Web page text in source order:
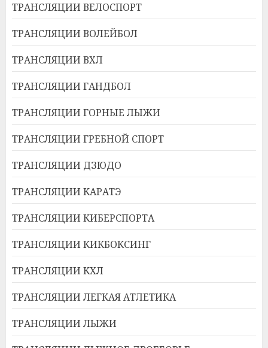
ТРАНСЛЯЦИИ ВЕЛОСПОРТ
ТРАНСЛЯЦИИ ВОЛЕЙБОЛ
ТРАНСЛЯЦИИ ВХЛ
ТРАНСЛЯЦИИ ГАНДБОЛ
ТРАНСЛЯЦИИ ГОРНЫЕ ЛЫЖИ
ТРАНСЛЯЦИИ ГРЕБНОЙ СПОРТ
ТРАНСЛЯЦИИ ДЗЮДО
ТРАНСЛЯЦИИ КАРАТЭ
ТРАНСЛЯЦИИ КИБЕРСПОРТА
ТРАНСЛЯЦИИ КИКБОКСИНГ
ТРАНСЛЯЦИИ КХЛ
ТРАНСЛЯЦИИ ЛЕГКАЯ АТЛЕТИКА
ТРАНСЛЯЦИИ ЛЫЖИ